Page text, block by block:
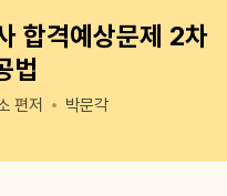
합격예상문제 2차
법
편저 박문각